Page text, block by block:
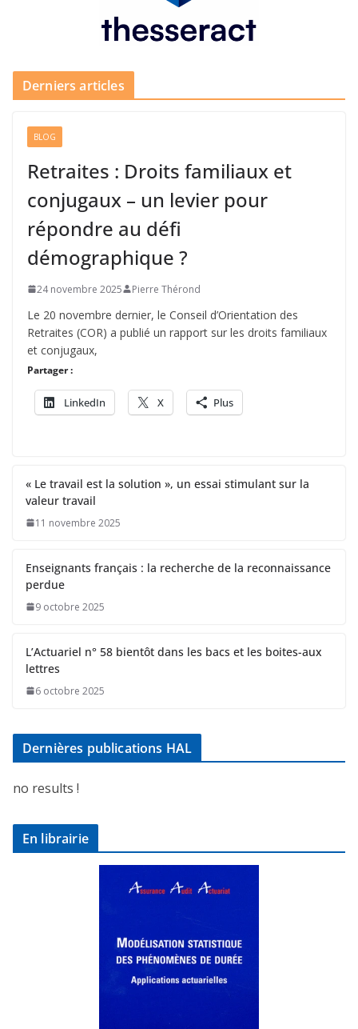
Derniers articles
BLOG
Retraites : Droits familiaux et
conjugaux – un levier pour
répondre au défi
démographique ?
24 novembre 2025 Pierre Thérond
Le 20 novembre dernier, le Conseil d’Orientation des
Retraites (COR) a publié un rapport sur les droits familiaux
et conjugaux,
Partager :
LinkedIn X Plus
« Le travail est la solution », un essai stimulant sur la
valeur travail
11 novembre 2025
Enseignants français : la recherche de la reconnaissance
perdue
9 octobre 2025
L’Actuariel n° 58 bientôt dans les bacs et les boites-aux
lettres
6 octobre 2025
Dernières publications HAL
no results !
En librairie